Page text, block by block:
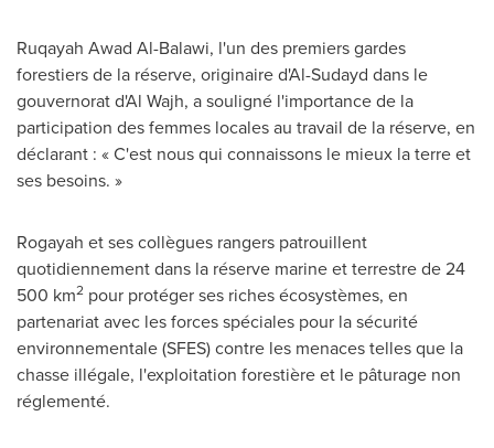
Ruqayah Awad Al-Balawi, l'un des premiers gardes
forestiers de la réserve, originaire d'Al-Sudayd dans le
gouvernorat d'Al Wajh, a souligné l'importance de la
participation des femmes locales au travail de la réserve, en
déclarant : « C'est nous qui connaissons le mieux la terre et
ses besoins. »
Rogayah et ses collègues rangers patrouillent
quotidiennement dans la réserve marine et terrestre de 24
500 km2 pour protéger ses riches écosystèmes, en
partenariat avec les forces spéciales pour la sécurité
environnementale (SFES) contre les menaces telles que la
chasse illégale, l'exploitation forestière et le pâturage non
réglementé.